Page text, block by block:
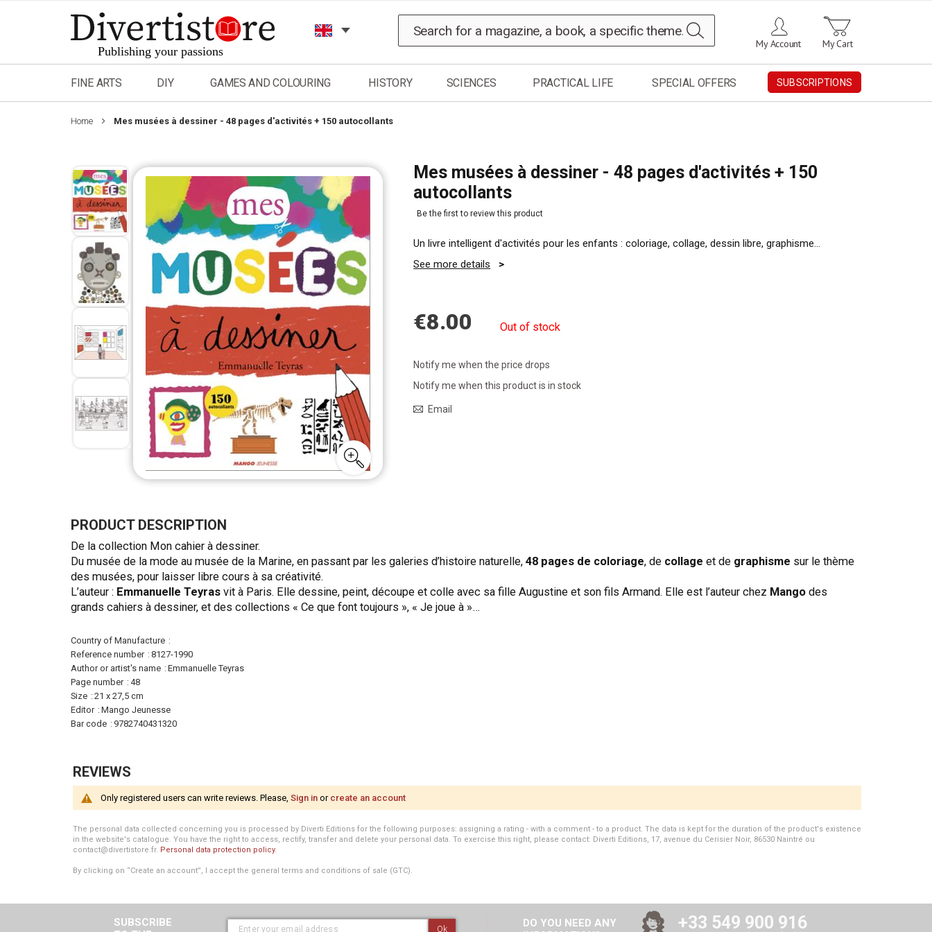
to
Content
My Cart
My Account
FINE ARTS DIY GAMES AND COLOURING HISTORY SCIENCES PRACTICAL LIFE SPECIAL OFFERS SUBSCRIPTIONS
Home Mes musées à dessiner - 48 pages d'activités + 150 autocollants
Skip
to
the
end
of
the
images
gallery
the
of
the
images
gallery
Mes musées à dessiner - 48 pages d'activités + 150
autocollants
Be the first to review this product
Un livre intelligent d'activités pour les enfants : coloriage, collage, dessin libre, graphisme…
See more details
€8.00 Out of stock
Notify me when the price drops
Notify me when this product is in stock
Email
PRODUCT DESCRIPTION
De la collection Mon cahier à dessiner.
Du musée de la mode au musée de la Marine, en passant par les galeries d’histoire naturelle, 48 pages de coloriage, de collage et de graphisme sur le thème
des musées, pour laisser libre cours à sa créativité.
L’auteur : Emmanuelle Teyras vit à Paris. Elle dessine, peint, découpe et colle avec sa fille Augustine et son fils Armand. Elle est l’auteur chez Mango des
grands cahiers à dessiner, et des collections « Ce que font toujours », « Je joue à »…
More
Information
Country of Manufacture
Reference number
8127-1990
Author or artist's name
Emmanuelle Teyras
Page number
48
Size
21 x 27,5 cm
Editor
Mango Jeunesse
Bar code
9782740431320
REVIEWS
Only registered users can write reviews. Please, Sign in or create an account
The personal data collected concerning you is processed by Diverti Editions for the following purposes: assigning a rating - with a comment - to a product. The data is kept for the duration of the product's existence
in the website's catalogue. You have the right to access, rectify, transfer and delete your personal data. To exercise this right, please contact: Diverti Editions, 17, avenue du Cerisier Noir, 86530 Naintré ou
contact@divertistore.fr. Personal data protection policy.
By clicking on “Create an account”, I accept the general terms and conditions of sale (GTC).
SUBSCRIBE
Ok
DO YOU NEED ANY
+33 549 900 916